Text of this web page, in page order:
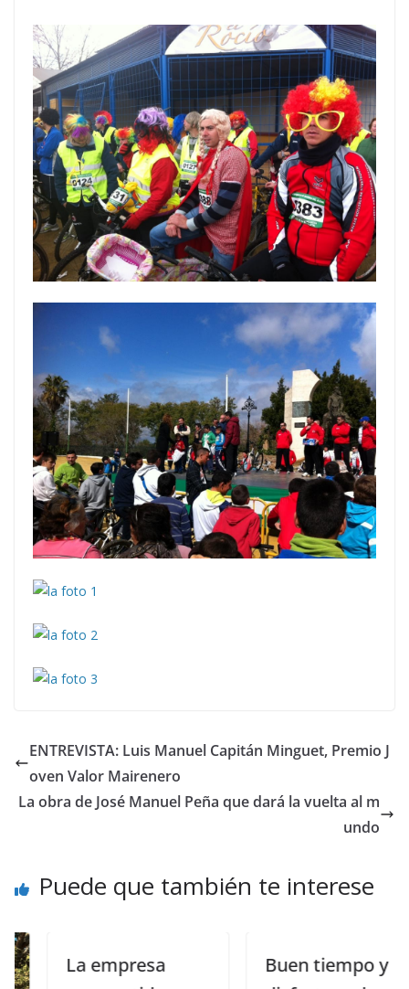
ENTREVISTA: Luis Manuel Capitán Minguet, Premio J
oven Valor Mairenero
La obra de José Manuel Peña que dará la vuelta al m
undo
Puede que también te interese
La empresa
Buen tiempo y